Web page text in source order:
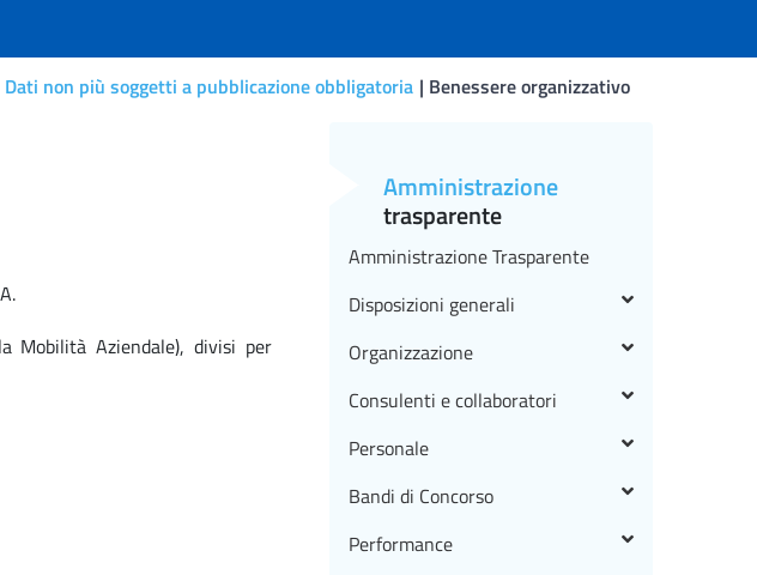
Dati non più soggetti a pubblicazione obbligatoria Benessere organizzativo
Mobilità Aziendale), divisi per
Amministrazione
trasparente
Amministrazione Trasparente
Disposizioni generali
Organizzazione
Consulenti e collaboratori
Personale
Bandi di Concorso
Performance